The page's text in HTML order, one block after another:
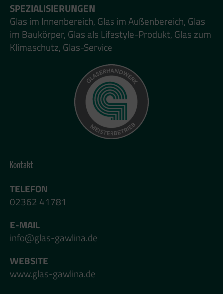
SPEZIALISIERUNGEN
Glas im Innenbereich, Glas im Außenbereich, Glas
im Baukörper, Glas als Lifestyle-Produkt, Glas zum
Klimaschutz, Glas-Service
Kontakt
TELEFON
02362 41781
E-MAIL
info@glas-gawlina.de
WEBSITE
www.glas-gawlina.de